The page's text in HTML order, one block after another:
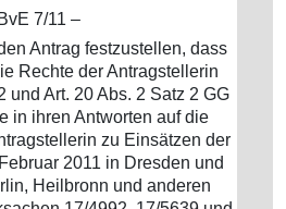
7/11 –
Antrag festzustellen, dass
Rechte der Antragstellerin
und Art. 20 Abs. 2 Satz 2 GG
in ihren Antworten auf die
zu Einsätzen der
2011 in Dresden und
Heilbronn und anderen